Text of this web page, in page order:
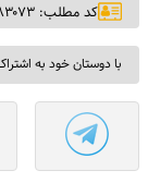
کد مطلب: ۳۸۳۰۷۳
با دوستان خود به